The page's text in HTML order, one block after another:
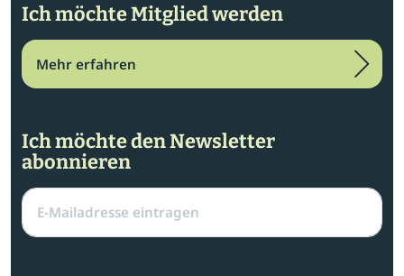
Ich möchte Mitglied werden
Mehr erfahren
Ich möchte den Newsletter
abonnieren